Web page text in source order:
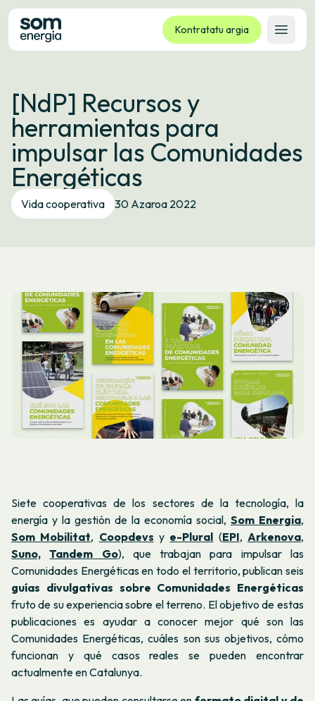
Kontratatu argia
Ireki
Tarifak
Zerbitzuak
Enpresak
Kooperatiba
Kontaktua
Izapideak
[NdP] Recursos y
herramientas para
impulsar las Comunidades
Energéticas
Vida cooperativa 30 Azaroa 2022
Siete cooperativas de los sectores de la tecnología, la
energía y la gestión de la economía social, Som Energia,
Som Mobilitat, Coopdevs y e-Plural (EPI,Arkenova,
Suno,
Tandem Go), que trabajan para impulsar las
Comunidades Energéticas en todo el territorio, publican seis
guías divulgativas sobre Comunidades Energéticas
fruto de su experiencia sobre el terreno. El objetivo de estas
publicaciones es ayudar a conocer mejor qué son las
Comunidades Energéticas, cuáles son sus objetivos, cómo
funcionan y qué casos reales se pueden encontrar
actualmente en Catalunya.